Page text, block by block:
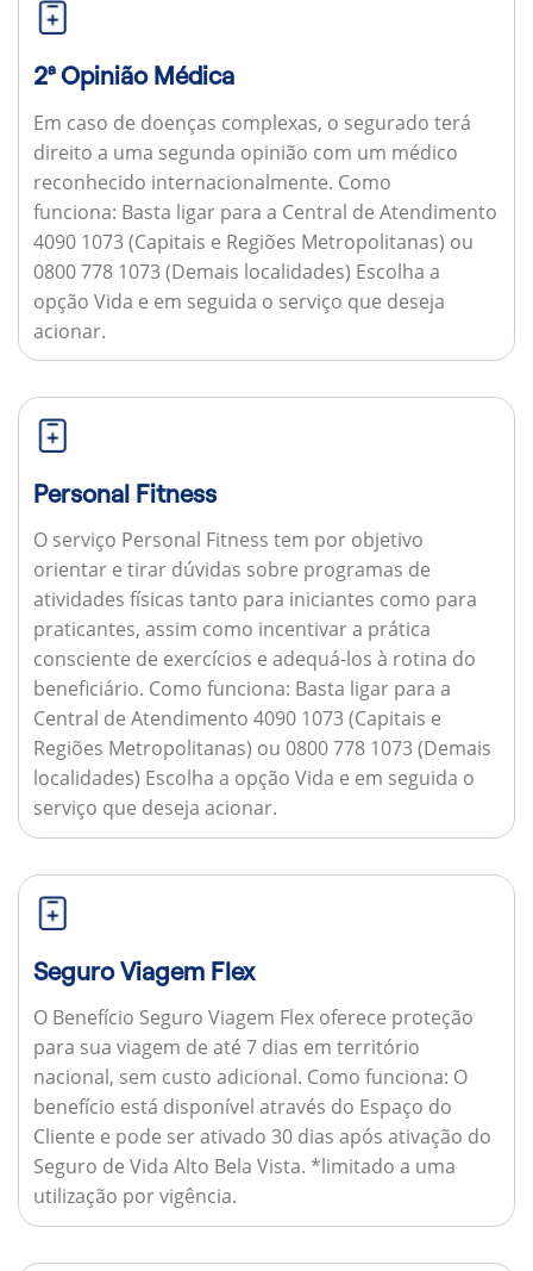
2ª Opinião Médica
Em caso de doenças complexas, o segurado terá
direito a uma segunda opinião com um médico
reconhecido internacionalmente. Como
funciona: Basta ligar para a Central de Atendimento
4090 1073 (Capitais e Regiões Metropolitanas) ou
0800 778 1073 (Demais localidades) Escolha a
opção Vida e em seguida o serviço que deseja
acionar.
Personal Fitness
O serviço Personal Fitness tem por objetivo
orientar e tirar dúvidas sobre programas de
atividades físicas tanto para iniciantes como para
praticantes, assim como incentivar a prática
consciente de exercícios e adequá-los à rotina do
beneficiário. Como funciona: Basta ligar para a
Central de Atendimento 4090 1073 (Capitais e
Regiões Metropolitanas) ou 0800 778 1073 (Demais
localidades) Escolha a opção Vida e em seguida o
serviço que deseja acionar.
Seguro Viagem Flex
O Benefício Seguro Viagem Flex oferece proteção
para sua viagem de até 7 dias em território
nacional, sem custo adicional. Como funciona: O
benefício está disponível através do Espaço do
Cliente e pode ser ativado 30 dias após ativação do
Seguro de Vida Alto Bela Vista. *limitado a uma
utilização por vigência.